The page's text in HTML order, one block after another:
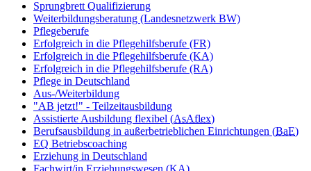
Sprungbrett Qualifizierung
Weiterbildungsberatung (Landesnetzwerk BW)
Pflegeberufe
Erfolgreich in die Pflegehilfsberufe (FR)
Erfolgreich in die Pflegehilfsberufe (KA)
Erfolgreich in die Pflegehilfsberufe (RA)
Pflege in Deutschland
Aus-/Weiterbildung
"AB jetzt!" - Teilzeitausbildung
Assistierte Ausbildung flexibel (AsAflex)
Berufsausbildung in außerbetrieblichen Einrichtungen (BaE)
EQ Betriebscoaching
Erziehung in Deutschland
Fachwirt/in Erziehungswesen (KA)